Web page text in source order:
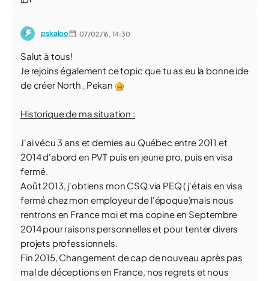
pskaloo 07/02/16,14:30
Salut à tous!
Je rejoins également ce topic que tu as eu la bonne ide
de créer North_Pekan
Historique de ma situation :
J'ai vécu 3 ans et demies au Québec entre 2011 et
2014 d'abord en PVT puis en jeune pro, puis en visa
fermé.
Août 2013, j'obtiens mon CSQ via PEQ ( j'étais en visa
fermé chez mon employeur de l'époque)mais nous
rentrons en France moi et ma copine en Septembre
2014 pour raisons personnelles et pour tenter divers
projets professionnels.
Fin 2015, Changement de cap de nouveau après pas
mal de déceptions en France, nos regrets et nous